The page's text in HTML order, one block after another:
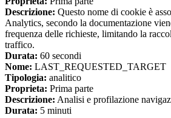
Descrizione: Questo nome di cookie è
Analytics, secondo la documentazione
frequenza delle richieste, limitando la
traffico.
Durata: 60 secondi
Nome: LAST_REQUESTED_TARGET
Tipologia: analitico
Proprieta: Prima parte
Descrizione: Analisi e profilazione
Durata: 5 minuti